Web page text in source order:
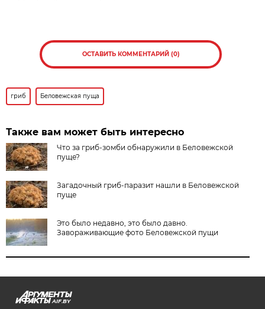
ОСТАВИТЬ КОММЕНТАРИЙ (0)
гриб Беловежская пуща
Также вам может быть интересно
Что за гриб-зомби обнаружили в Беловежской
пуще?
Загадочный гриб-паразит нашли в Беловежской
пуще
Это было недавно, это было давно.
Завораживающие фото Беловежской пущи
AIF.BY